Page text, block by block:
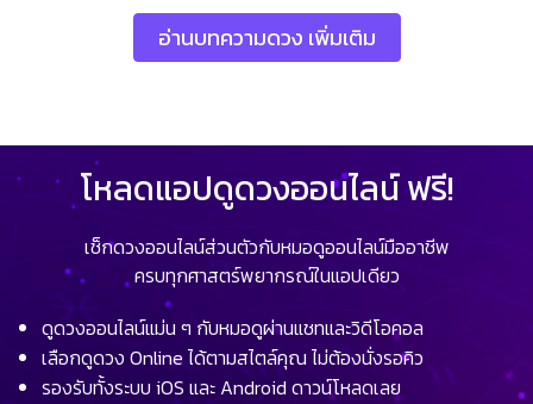
อ่านบทความดวง เพิ่มเติม
โหลดแอปดูดวงออนไลน์ ฟรี!
เช็กดวงออนไลน์ส่วนตัวกับหมอดูออนไลน์มืออาชีพ
ครบทุกศาสตร์พยากรณ์ในแอปเดียว
ดูดวงออนไลน์แม่น ๆ กับหมอดูผ่านแชทและวิดีโอคอล
เลือกดูดวง Online ได้ตามสไตล์คุณ ไม่ต้องนั่งรอคิว
รองรับทั้งระบบ iOS และ Android ดาวน์โหลดเลย